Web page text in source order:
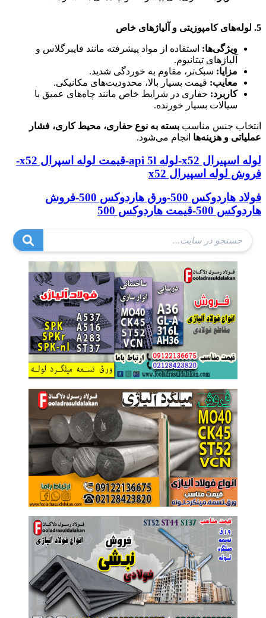
5. لوله‌های کامپوزیتی و آلیاژهای خاص
ویژگی‌ها: استفاده از مواد پیشرفته مانند فایبرگلاس و
آلیاژهای تیتانیوم.
مزایا: سبک‌تر، مقاوم به خوردگی شدید.
معایب: قیمت بسیار بالا، محدودیت‌های مکانیکی.
کاربرد: حفاری در شرایط خاص مانند چاه‌های عمیق با
سیالات بسیار خورنده.
انتخاب جنس مناسب بسته به نوع حفاری، محیط کاری، فشار
عملیاتی و هزینه‌ها انجام می‌شود.
لوله اسپیرال x52-لوله api 5l-قیمت لوله اسپرال x52-
فروش لوله اسپیرال x52
فولاد هاردوکس 500-ورق هاردوکس 500-فروش
هاردوکس 500-قیمت هاردوکس 500